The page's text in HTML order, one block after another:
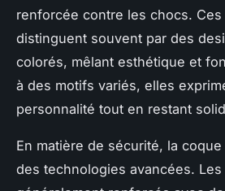
renforcée contre les chocs.
distinguent souvent par des
colorés, mêlant esthétique et
à des motifs variés, elles
personnalité tout en restant
En matière de sécurité, la
des technologies avancées.